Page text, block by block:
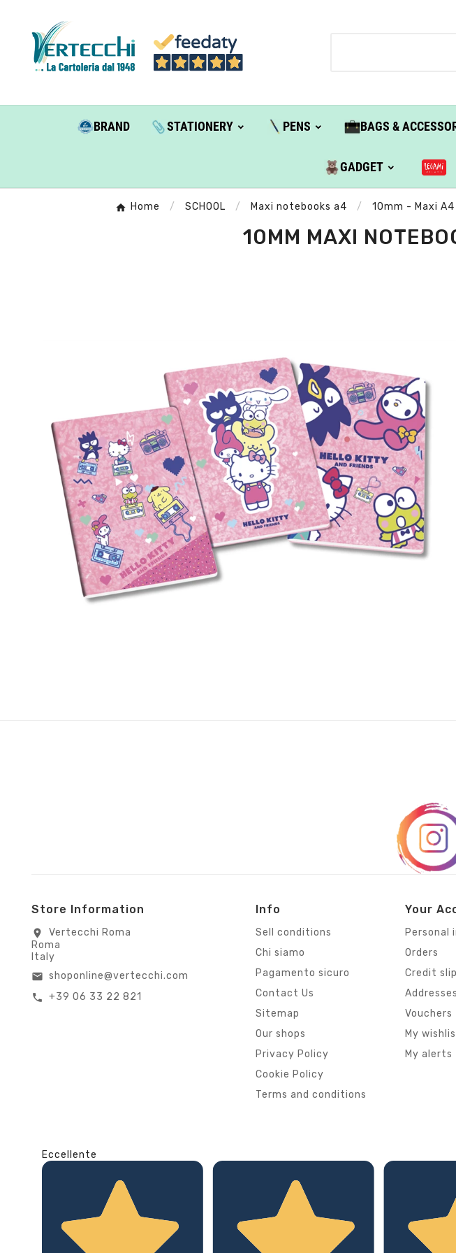
BRAND STATIONERY PENS BAGS &
GADGET
Home SCHOOL Maxi notebooks a4 10mm - Maxi
10MM MAXI
Store Information
location_on
Vertecchi Roma
Roma
Italy
email shoponline@vertecchi.com
call +39 06 33 22 821
Info
Sell conditions
Chi siamo
Pagamento sicuro
Contact Us
Sitemap
Our shops
Privacy Policy
Cookie Policy
Terms and conditions
Your
Personal
Orders
Credit
Addresses
Vouchers
My
My alerts
Eccellente